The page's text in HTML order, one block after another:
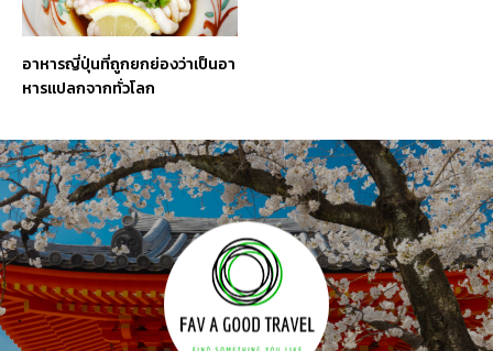
อาหารญี่ปุ่นที่ถูกยกย่องว่าเป็นอา
หารแปลกจากทั่วโลก